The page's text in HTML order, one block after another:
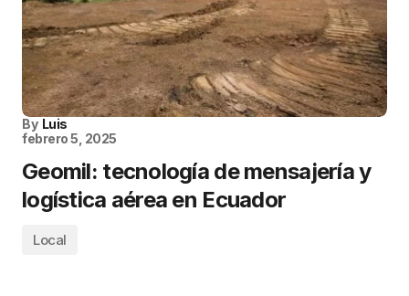
By Luis
febrero 5, 2025
Geomil: tecnología de mensajería y
logística aérea en Ecuador
Local